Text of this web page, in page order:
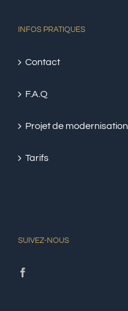
INFOS PRATIQUES
Contact
F.A.Q
Projet de modernisation
Tarifs
SUIVEZ-NOUS